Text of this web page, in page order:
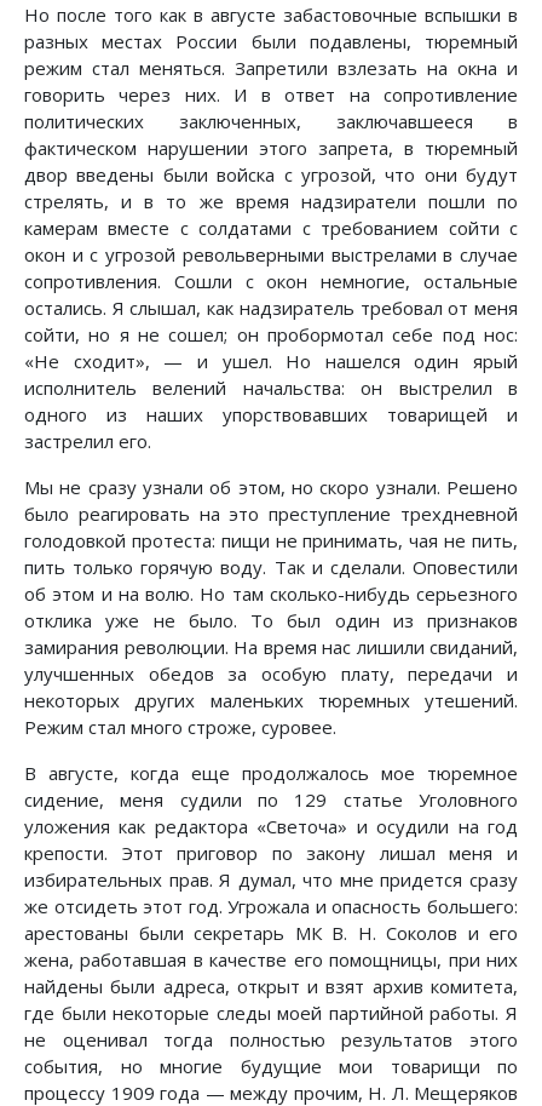
Но после того как в августе забастовочные вспышки в
разных местах России были подавлены, тюремный
режим стал меняться. Запретили взлезать на окна и
говорить через них. И в ответ на сопротивление
политических заключенных, заключавшееся в
фактическом нарушении этого запрета, в тюремный
двор введены были войска с угрозой, что они будут
стрелять, и в то же время надзиратели пошли по
камерам вместе с солдатами с требованием сойти с
окон и с угрозой револьверными выстрелами в случае
сопротивления. Сошли с окон немногие, остальные
остались. Я слышал, как надзиратель требовал от меня
сойти, но я не сошел; он пробормотал себе под нос:
«Не сходит», — и ушел. Но нашелся один ярый
исполнитель велений начальства: он выстрелил в
одного из наших упорствовавших товарищей и
застрелил его.
Мы не сразу узнали об этом, но скоро узнали. Решено
было реагировать на это преступление трехдневной
голодовкой протеста: пищи не принимать, чая не пить,
пить только горячую воду. Так и сделали. Оповестили
об этом и на волю. Но там сколько-нибудь серьезного
отклика уже не было. То был один из признаков
замирания революции. На время нас лишили свиданий,
улучшенных обедов за особую плату, передачи и
некоторых других маленьких тюремных утешений.
Режим стал много строже, суровее.
В августе, когда еще продолжалось мое тюремное
сидение, меня судили по 129 статье Уголовного
уложения как редактора «Светоча» и осудили на год
крепости. Этот приговор по закону лишал меня и
избирательных прав. Я думал, что мне придется сразу
же отсидеть этот год. Угрожала и опасность большего:
арестованы были секретарь МК В. Н. Соколов и его
жена, работавшая в качестве его помощницы, при них
найдены были адреса, открыт и взят архив комитета,
где были некоторые следы моей партийной работы. Я
не оценивал тогда полностью результатов этого
события, но многие будущие мои товарищи по
процессу 1909 года — между прочим, Н. Л. Мещеряков